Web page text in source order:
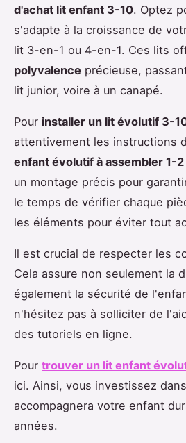
d'achat lit enfant 3-10. Optez
s'adapte à la croissance de
lit 3-en-1 ou 4-en-1. Ces lits
polyvalence précieuse,
lit junior, voire à un canapé.
Pour installer un lit évolutif 3-
attentivement les instructions
enfant évolutif à assembler 1-2
un montage précis pour
le temps de vérifier chaque
les éléments pour éviter tout
Il est crucial de respecter les
Cela assure non seulement la
également la sécurité de
n'hésitez pas à solliciter de
des tutoriels en ligne.
Pour trouver un lit enfant
ici. Ainsi, vous investissez
accompagnera votre enfant
années.